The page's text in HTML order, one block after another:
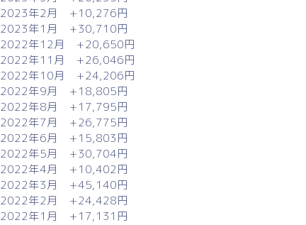
2023年2月 +10,276円
2023年1月 +30,710円
2022年12月 +20,650円
2022年11月 +26,046円
2022年10月 +24,206円
2022年9月 +18,805円
2022年8月 +17,795円
2022年7月 +26,775円
2022年6月 +15,803円
2022年5月 +30,704円
2022年4月 +10,402円
2022年3月 +45,140円
2022年2月 +24,428円
2022年1月 +17,131円